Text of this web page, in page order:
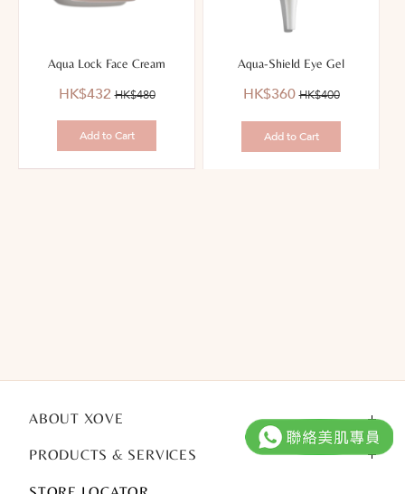
Aqua Lock Face Cream
優
價：
HK$432價
HK$480
Add to Cart
Aqua-Shield Eye Gel
優
價：
HK$360價
HK$400
Add to Cart
ABOUT XOVE
PRODUCTS & SERVICES